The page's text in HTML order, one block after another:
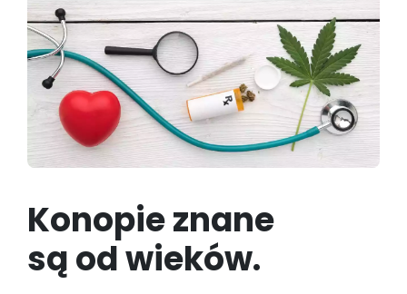
Konopie znane
są od wieków.